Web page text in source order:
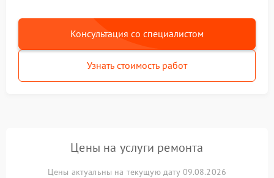
Консультация со специалистом
Узнать стоимость работ
Цены на услуги ремонта
Цены актуальны на текущую дату 09.08.2026